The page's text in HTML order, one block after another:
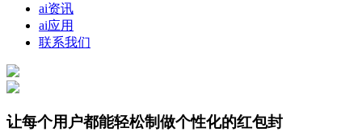
ai资讯
ai应用
联系我们
让每个用户都能轻松制做个性化的红包封